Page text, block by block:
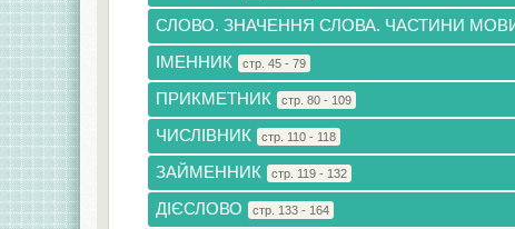
СЛОВО. ЗНАЧЕННЯ СЛОВА. ЧАСТИНИ
ІМЕННИК стр. 45 - 79
ПРИКМЕТНИК стр. 80 - 109
ЧИСЛІВНИК стр. 110 - 118
ЗАЙМЕННИК стр. 119 - 132
ДІЄСЛОВО стр. 133 - 164